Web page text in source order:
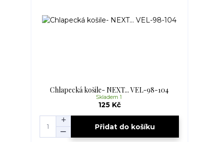
Chlapecká košile- NEXT... VEL-98-104
125 Kč
Skladem 1
Přidat do košíku